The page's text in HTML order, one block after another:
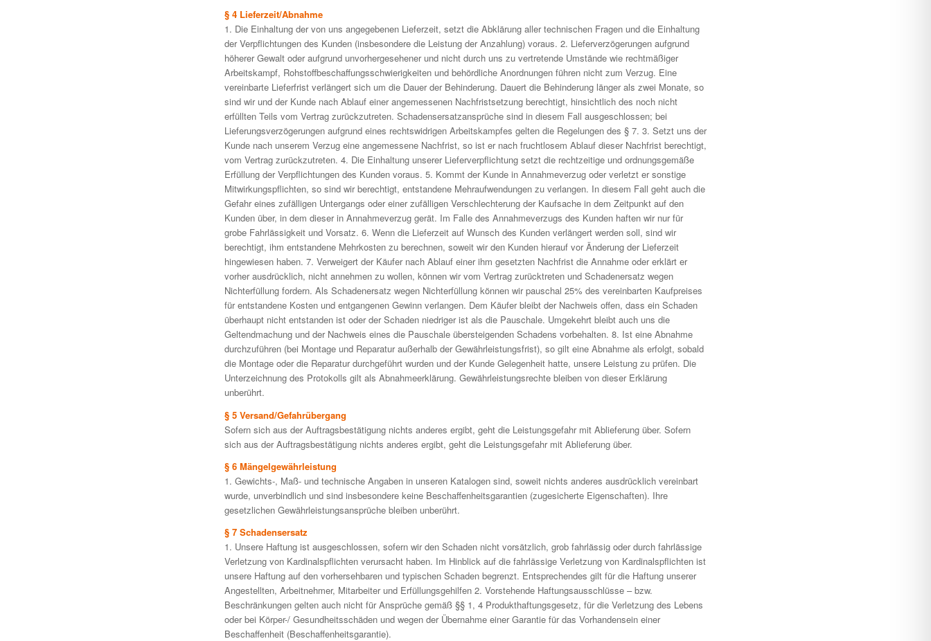
§ 4 Lieferzeit/Abnahme
1. Die Einhaltung der von uns angegebenen Lieferzeit, setzt die Abklärung aller technischen Fragen und die Einhaltung
der Verpflichtungen des Kunden (insbesondere die Leistung der Anzahlung) voraus. 2. Lieferverzögerungen aufgrund
höherer Gewalt oder aufgrund unvorhergesehener und nicht durch uns zu vertretende Umstände wie rechtmäßiger
Arbeitskampf, Rohstoffbeschaffungsschwierigkeiten und behördliche Anordnungen führen nicht zum Verzug. Eine
vereinbarte Lieferfrist verlängert sich um die Dauer der Behinderung. Dauert die Behinderung länger als zwei Monate, so
sind wir und der Kunde nach Ablauf einer angemessenen Nachfristsetzung berechtigt, hinsichtlich des noch nicht
erfüllten Teils vom Vertrag zurückzutreten. Schadensersatzansprüche sind in diesem Fall ausgeschlossen; bei
Lieferungsverzögerungen aufgrund eines rechtswidrigen Arbeitskampfes gelten die Regelungen des § 7. 3. Setzt uns der
Kunde nach unserem Verzug eine angemessene Nachfrist, so ist er nach fruchtlosem Ablauf dieser Nachfrist berechtigt,
vom Vertrag zurückzutreten. 4. Die Einhaltung unserer Lieferverpflichtung setzt die rechtzeitige und ordnungsgemäße
Erfüllung der Verpflichtungen des Kunden voraus. 5. Kommt der Kunde in Annahmeverzug oder verletzt er sonstige
Mitwirkungspflichten, so sind wir berechtigt, entstandene Mehraufwendungen zu verlangen. In diesem Fall geht auch die
Gefahr eines zufälligen Untergangs oder einer zufälligen Verschlechterung der Kaufsache in dem Zeitpunkt auf den
Kunden über, in dem dieser in Annahmeverzug gerät. Im Falle des Annahmeverzugs des Kunden haften wir nur für
grobe Fahrlässigkeit und Vorsatz. 6. Wenn die Lieferzeit auf Wunsch des Kunden verlängert werden soll, sind wir
berechtigt, ihm entstandene Mehrkosten zu berechnen, soweit wir den Kunden hierauf vor Änderung der Lieferzeit
hingewiesen haben. 7. Verweigert der Käufer nach Ablauf einer ihm gesetzten Nachfrist die Annahme oder erklärt er
vorher ausdrücklich, nicht annehmen zu wollen, können wir vom Vertrag zurücktreten und Schadenersatz wegen
Nichterfüllung fordern. Als Schadenersatz wegen Nichterfüllung können wir pauschal 25% des vereinbarten Kaufpreises
für entstandene Kosten und entgangenen Gewinn verlangen. Dem Käufer bleibt der Nachweis offen, dass ein Schaden
überhaupt nicht entstanden ist oder der Schaden niedriger ist als die Pauschale. Umgekehrt bleibt auch uns die
Geltendmachung und der Nachweis eines die Pauschale übersteigenden Schadens vorbehalten. 8. Ist eine Abnahme
durchzuführen (bei Montage und Reparatur außerhalb der Gewährleistungsfrist), so gilt eine Abnahme als erfolgt, sobald
die Montage oder die Reparatur durchgeführt wurden und der Kunde Gelegenheit hatte, unsere Leistung zu prüfen. Die
Unterzeichnung des Protokolls gilt als Abnahmeerklärung. Gewährleistungsrechte bleiben von dieser Erklärung
unberührt.
§ 5 Versand/Gefahrübergang
Sofern sich aus der Auftragsbestätigung nichts anderes ergibt, geht die Leistungsgefahr mit Ablieferung über. Sofern
sich aus der Auftragsbestätigung nichts anderes ergibt, geht die Leistungsgefahr mit Ablieferung über.
§ 6 Mängelgewährleistung
1. Gewichts-, Maß- und technische Angaben in unseren Katalogen sind, soweit nichts anderes ausdrücklich vereinbart
wurde, unverbindlich und sind insbesondere keine Beschaffenheitsgarantien (zugesicherte Eigenschaften). Ihre
gesetzlichen Gewährleistungsansprüche bleiben unberührt.
§ 7 Schadensersatz
1. Unsere Haftung ist ausgeschlossen, sofern wir den Schaden nicht vorsätzlich, grob fahrlässig oder durch fahrlässige
Verletzung von Kardinalspflichten verursacht haben. Im Hinblick auf die fahrlässige Verletzung von Kardinalspflichten ist
unsere Haftung auf den vorhersehbaren und typischen Schaden begrenzt. Entsprechendes gilt für die Haftung unserer
Angestellten, Arbeitnehmer, Mitarbeiter und Erfüllungsgehilfen 2. Vorstehende Haftungsausschlüsse – bzw.
Beschränkungen gelten auch nicht für Ansprüche gemäß §§ 1, 4 Produkthaftungsgesetz, für die Verletzung des Lebens
oder bei Körper-/ Gesundheitsschäden und wegen der Übernahme einer Garantie für das Vorhandensein einer
Beschaffenheit (Beschaffenheitsgarantie).